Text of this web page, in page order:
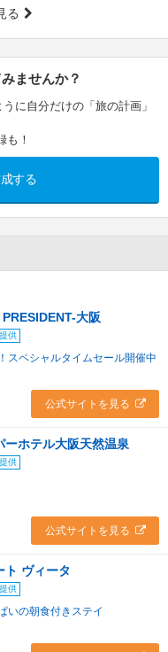
る
ませんか？
に自分だけの「旅の計画」
も！
する
大阪
供
スペシャルタイムセール開催中
公式サイトを見る
ホテル大阪天然温泉
供
公式サイトを見る
ト ヴィータ
供
いの朝食付きステイ